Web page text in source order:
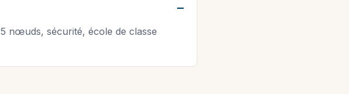
nœuds, sécurité, école de classe